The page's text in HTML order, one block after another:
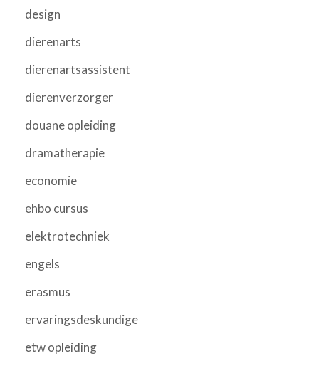
design
dierenarts
dierenartsassistent
dierenverzorger
douane opleiding
dramatherapie
economie
ehbo cursus
elektrotechniek
engels
erasmus
ervaringsdeskundige
etw opleiding